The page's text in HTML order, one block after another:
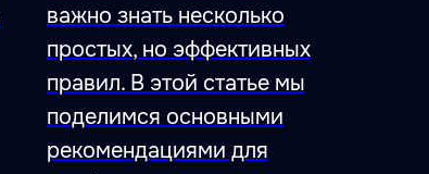
важно знать несколько
простых, но эффективных
правил. В этой статье мы
поделимся основными
рекомендациями для